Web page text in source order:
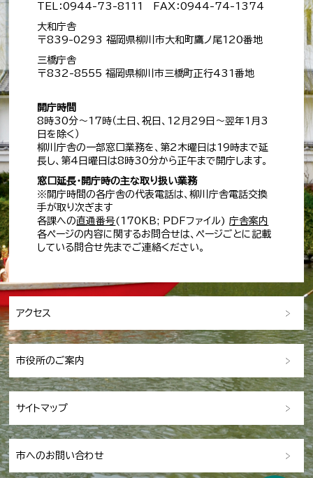
TEL：0944-73-8111 FAX：0944-74-1374
大和庁舎
〒839-0293 福岡県柳川市大和町鷹ノ尾120番地
三橋庁舎
〒832-8555 福岡県柳川市三橋町正行431番地
開庁時間
8時30分～17時（土日、祝日、12月29日～翌年1月3
日を除く）
柳川庁舎の一部窓口業務を、第2木曜日は19時まで延
長し、第4日曜日は8時30分から正午まで開庁します。
窓口延長・開庁時の主な取り扱い業務
※開庁時間の各庁舎の代表電話は、柳川庁舎電話交換
手が取り次ぎます
各課への直通番号(170KB; PDFファイル)庁舎案内
各ページの内容に関するお問合せは、ページごとに記載
している問合せ先までご連絡ください。
アクセス
市役所のご案内
サイトマップ
市へのお問い合わせ